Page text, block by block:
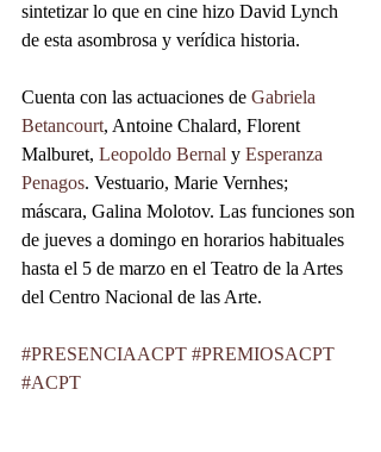
sintetizar lo que en cine hizo David Lynch
de esta asombrosa y verídica historia.
Cuenta con las actuaciones de Gabriela
Betancourt, Antoine Chalard, Florent
Malburet, Leopoldo Bernal y Esperanza
Penagos. Vestuario, Marie Vernhes;
máscara, Galina Molotov. Las funciones son
de jueves a domingo en horarios habituales
hasta el 5 de marzo en el Teatro de la Artes
del Centro Nacional de las Arte.
#PRESENCIAACPT #PREMIOSACPT
#ACPT